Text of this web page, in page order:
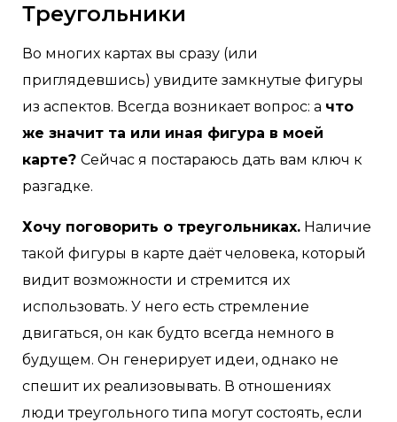
Треугольники
Во многих картах вы сразу (или
приглядевшись) увидите замкнутые фигуры
из аспектов. Всегда возникает вопрос: а что
же значит та или иная фигура в моей
карте? Сейчас я постараюсь дать вам ключ к
разгадке.
Хочу поговорить о треугольниках. Наличие
такой фигуры в карте даёт человека, который
видит возможности и стремится их
использовать. У него есть стремление
двигаться, он как будто всегда немного в
будущем. Он генерирует идеи, однако не
спешит их реализовывать. В отношениях
люди треугольного типа могут состоять, если